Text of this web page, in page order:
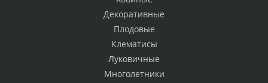
Декоративные
Плодовые
Клематисы
Луковичные
Многолетники